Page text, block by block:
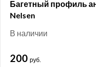
Багетный профиль
Nelsen
В наличии
200 руб.